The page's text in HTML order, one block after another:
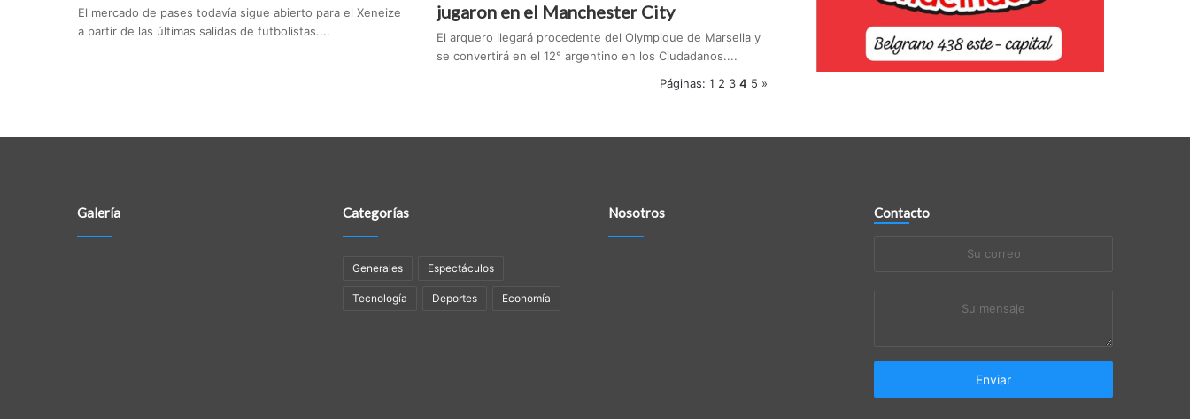
El mercado de pases todavía sigue abierto para el Xeneize
a partir de las últimas salidas de futbolistas....
jugaron en el Manchester City
El arquero llegará procedente del Olympique de Marsella y
se convertirá en el 12° argentino en los Ciudadanos....
Páginas: 1 2 3 4 5 »
Galería Categorías
Generales Espectáculos
Tecnología Deportes Economía
Nosotros Contacto